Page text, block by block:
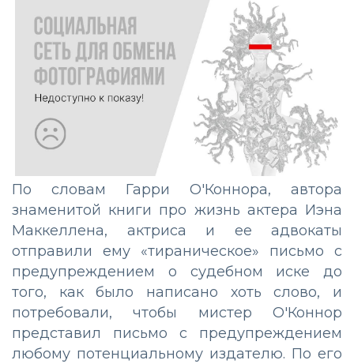
По словам Гарри О'Коннора, автора
знаменитой книги про жизнь актера Иэна
Маккеллена, актриса и ее адвокаты
отправили ему «тираническое» письмо с
предупреждением о судебном иске до
того, как было написано хоть слово, и
потребовали, чтобы мистер О'Коннор
представил письмо с предупреждением
любому потенциальному издателю. По его